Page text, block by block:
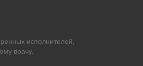
исполнителей,
врачу.